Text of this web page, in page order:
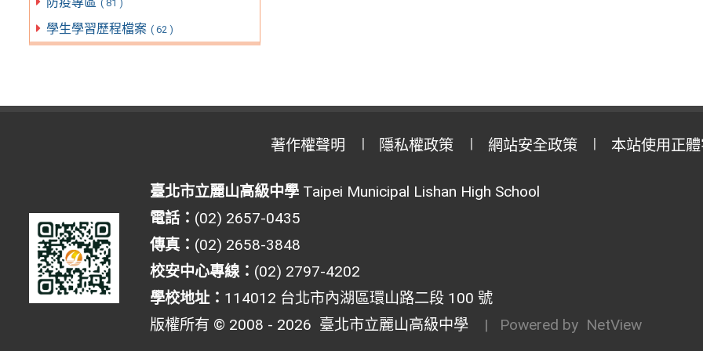
( 81 )
學生學習歷程檔案 ( 62 )
著作權聲明 隱私權政策 網站安全政策 本站使用正
臺北市立麗山高級中學Taipei Municipal Lishan High School
電話： (02) 2657-0435
傳真： (02) 2658-3848
校安中心專線： (02) 2797-4202
學校地址： 114012 台北市內湖區環山路二段 100 號
版權所有 © 2008 - 2026 臺北市立麗山高級中學 | Powered by NetView